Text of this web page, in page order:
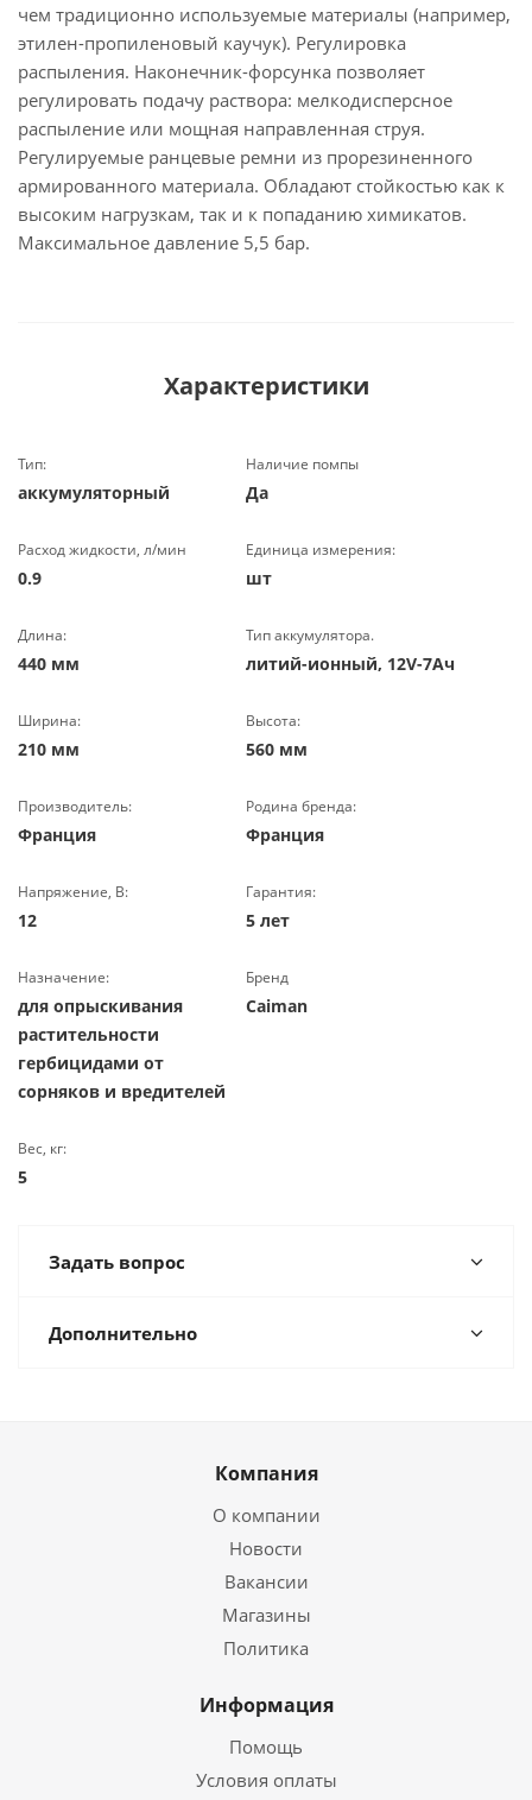
чем традиционно используемые материалы (например,
этилен-пропиленовый каучук). Регулировка
распыления. Наконечник-форсунка позволяет
регулировать подачу раствора: мелкодисперсное
распыление или мощная направленная струя.
Регулируемые ранцевые ремни из прорезиненного
армированного материала. Обладают стойкостью как к
высоким нагрузкам, так и к попаданию химикатов.
Максимальное давление 5,5 бар.
Характеристики
Тип:
аккумуляторный
Наличие помпы
Да
Расход жидкости, л/мин
0.9
Единица измерения:
шт
Длина:
440 мм
Тип аккумулятора.
литий-ионный, 12V-7Ач
Ширина:
210 мм
Высота:
560 мм
Производитель:
Франция
Родина бренда:
Франция
Напряжение, В:
12
Гарантия:
5 лет
Назначение:
для опрыскивания
растительности
гербицидами от
сорняков и вредителей
Бренд
Caiman
Вес, кг:
5
Задать вопрос
Дополнительно
Компания
О компании
Новости
Вакансии
Магазины
Политика
Информация
Помощь
Условия оплаты